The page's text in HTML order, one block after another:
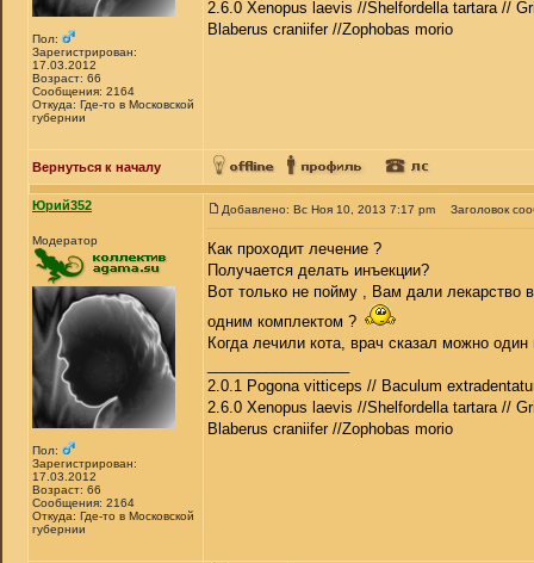
Пол:
Зарегистрирован:
17.03.2012
Возраст: 66
Сообщения: 2164
Откуда: Где-то в Московской
губернии
2.6.0 Xenopus laevis //Shelfordella tartara //
Blaberus craniifer //Zophobas morio
Вернуться к началу
Юрий352
Модератор
Пол:
Зарегистрирован:
17.03.2012
Возраст: 66
Сообщения: 2164
Откуда: Где-то в Московской
губернии
Добавлено: Вс Ноя 10, 2013 7:17 pm Заголовок
Как проходит лечение ?
Получается делать инъекции?
Вот только не пойму , Вам дали лекарство
одним комплектом ?
Когда лечили кота, врач сказал можно
2.0.1 Pogona vitticeps // Baculum
2.6.0 Xenopus laevis //Shelfordella tartara //
Blaberus craniifer //Zophobas morio